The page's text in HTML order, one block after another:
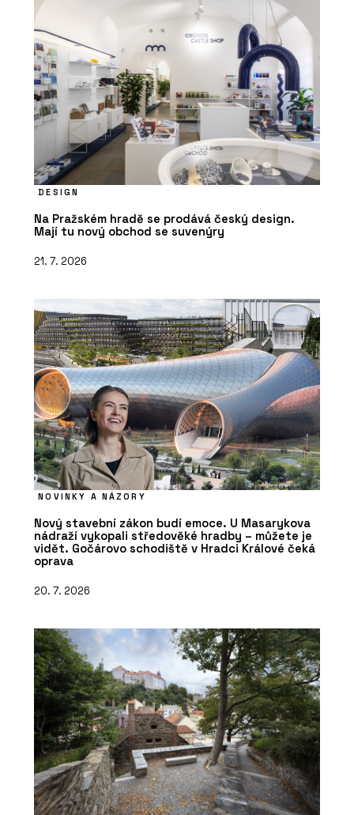
DESIGN
Na Pražském hradě se prodává český design.
Mají tu nový obchod se suvenýry
21. 7. 2026
NOVINKY A NÁZORY
Nový stavební zákon budí emoce. U Masarykova
nádraží vykopali středověké hradby – můžete je
vidět. Gočárovo schodiště v Hradci Králové čeká
oprava
20. 7. 2026